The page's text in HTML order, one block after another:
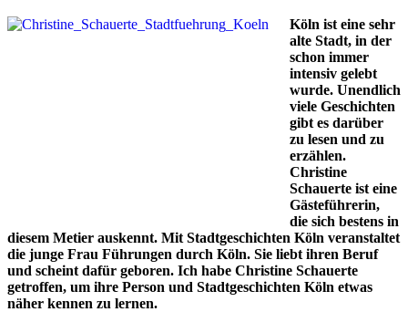
Köln ist eine sehr
alte Stadt, in der
schon immer
intensiv gelebt
wurde. Unendlich
viele Geschichten
gibt es darüber
zu lesen und zu
erzählen.
Christine
Schauerte ist eine
Gästeführerin,
die sich bestens in
diesem Metier auskennt. Mit Stadtgeschichten Köln veranstaltet
die junge Frau Führungen durch Köln. Sie liebt ihren Beruf
und scheint dafür geboren. Ich habe Christine Schauerte
getroffen, um ihre Person und Stadtgeschichten Köln etwas
näher kennen zu lernen.